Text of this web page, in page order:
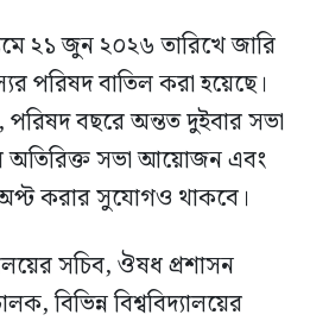
২১ জুন ২০২৬ তারিখে জারি
পরিষদ বাতিল করা হয়েছে।
বছরে অন্তত দুইবার সভা
অতিরিক্ত সভা আয়োজন এবং
করার সুযোগও থাকবে।
সচিব, ঔষধ প্রশাসন
বিভিন্ন বিশ্ববিদ্যালয়ের